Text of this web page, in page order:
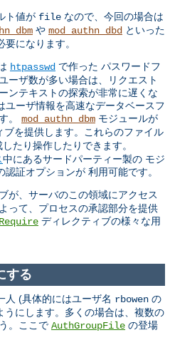
ト値が file なので、今回の場合は
や mod_authn_dbd といった
になります。
htpasswd で作った パスワードフ
ーザ数が多い場合は、リクエスト
ンテキストの探索が非常に遅くな
ユーザ情報を高速なデータベースフ
。 mod_authn_dbm モジュールが
ブを提供します。これらのファイル
たり操作したりできます。
中にあるサードパーティー製の モジ
証オプションが 利用可能です。
が、サーバのこの領域にアクセス
って、プロセスの承認部分を提供
Require ディレクティブの様々な用
する
人 (具体的にはユーザ名 rbowen の
にします。多くの場合は、複数の
。ここで AuthGroupFile の登場